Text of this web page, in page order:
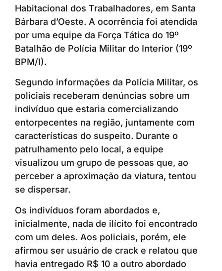
Habitacional dos Trabalhadores, em Santa
Bárbara d’Oeste. A ocorrência foi atendida
por uma equipe da Força Tática do 19º
Batalhão de Polícia Militar do Interior (19º
BPM/I).
Segundo informações da Polícia Militar, os
policiais receberam denúncias sobre um
indivíduo que estaria comercializando
entorpecentes na região, juntamente com
características do suspeito. Durante o
patrulhamento pelo local, a equipe
visualizou um grupo de pessoas que, ao
perceber a aproximação da viatura, tentou
se dispersar.
Os indivíduos foram abordados e,
inicialmente, nada de ilícito foi encontrado
com um deles. Aos policiais, porém, ele
afirmou ser usuário de crack e relatou que
havia entregado R$ 10 a outro abordado